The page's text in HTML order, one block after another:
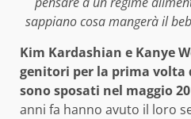
sappiano cosa mangerà il
Kim Kardashian e Kanye
genitori per la prima
sono sposati nel maggio
anni fa hanno avuto il loro